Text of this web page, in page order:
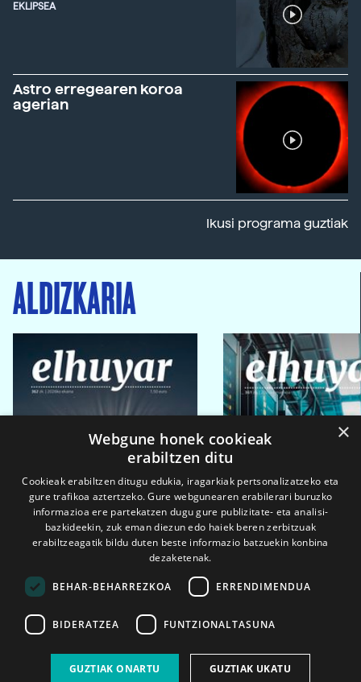
EKLIPSEA
Astro erregearen koroa
agerian
Ikusi programa guztiak
ALDIZKARIA
2026ko eka. 1a 2026ko mar. 1a
×
Webgune honek cookieak
erabiltzen ditu
Cookieak erabiltzen ditugu edukia, iragarkiak pertsonalizatzeko eta
gure trafikoa aztertzeko. Gure webgunearen erabilerari buruzko
informazioa ere partekatzen dugu gure publizitate- eta analisi-
bazkideekin, zuk eman diezun edo haiek beren zerbitzuak
erabiltzeagatik bildu duten beste informazio batzuekin konbina
dezaketenak.
BEHAR-BEHARREZKOA ERRENDIMENDUA
BIDERATZEA FUNTZIONALTASUNA
GUZTIAK ONARTU GUZTIAK UKATU